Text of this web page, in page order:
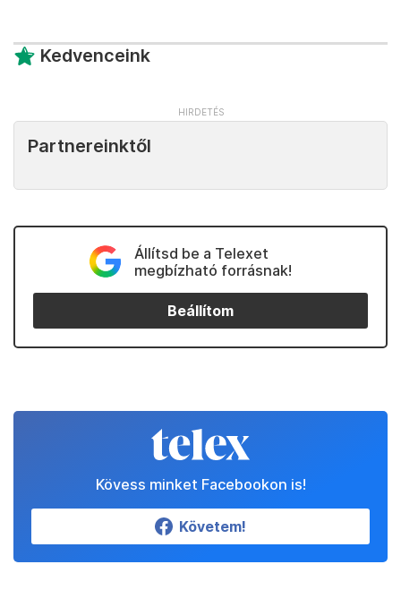
Kedvenceink
Partnereinktől
Állítsd be a Telexet
megbízható forrásnak!
Beállítom
Kövess minket Facebookon is!
Követem!